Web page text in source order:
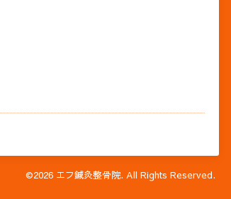
©2026 エフ鍼灸整骨院. All Rights Reserved.